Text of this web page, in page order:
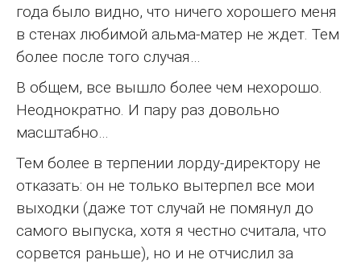
года было видно, что ничего хорошего меня
в стенах любимой альма-матер не ждет. Тем
более после того случая…
В общем, все вышло более чем нехорошо.
Неоднократно. И пару раз довольно
масштабно…
Тем более в терпении лорду-директору не
отказать: он не только вытерпел все мои
выходки (даже тот случай не помянул до
самого выпуска, хотя я честно считала, что
сорвется раньше), но и не отчислил за